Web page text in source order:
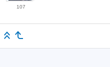
107